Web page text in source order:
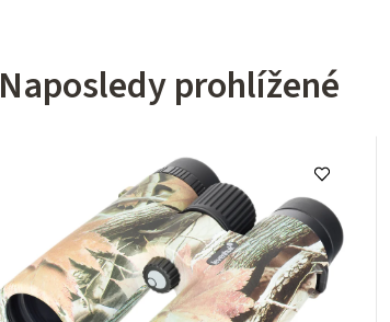
Naposledy prohlížené